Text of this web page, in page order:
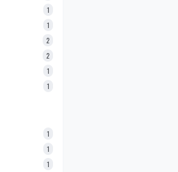
1
1
2
2
1
1
1
1
1